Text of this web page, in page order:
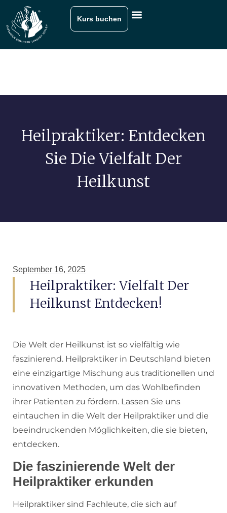
Kurs buchen
Heilpraktiker: Entdecken
Sie Die Vielfalt Der
Heilkunst
September 16, 2025
Heilpraktiker: Vielfalt Der
Heilkunst Entdecken!
Die Welt der Heilkunst ist so vielfältig wie
faszinierend. Heilpraktiker in Deutschland bieten
eine einzigartige Mischung aus traditionellen und
innovativen Methoden, um das Wohlbefinden
ihrer Patienten zu fördern. Lassen Sie uns
eintauchen in die Welt der Heilpraktiker und die
beeindruckenden Möglichkeiten, die sie bieten,
entdecken.
Die faszinierende Welt der
Heilpraktiker erkunden
Heilpraktiker sind Fachleute, die sich auf